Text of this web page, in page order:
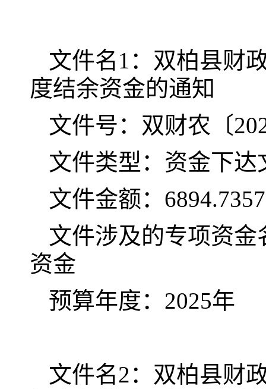
文件名1：双柏县财
度结余资金的通知
文件号：双财农〔
文件类型：资金下达
文件金额：
文件涉及的专项资
资金
预算年度：2025年
文件名2：双柏县财